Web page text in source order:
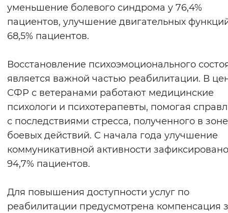
Вернуть стандартные настройки
уменьшение болевого синдрома у 76,4%
пациентов, улучшение двигательных
68,5% пациентов.
Восстановление психоэмоционального
является важной частью реабилитации. В
СФР с ветеранами работают медицинские
психологи и психотерапевты, помогая
с последствиями стресса, полученного в зоне
боевых действий. С начала года улучшение
коммуникативной активности
94,7% пациентов.
Для повышения доступности услуг по
реабилитации предусмотрена компенсация